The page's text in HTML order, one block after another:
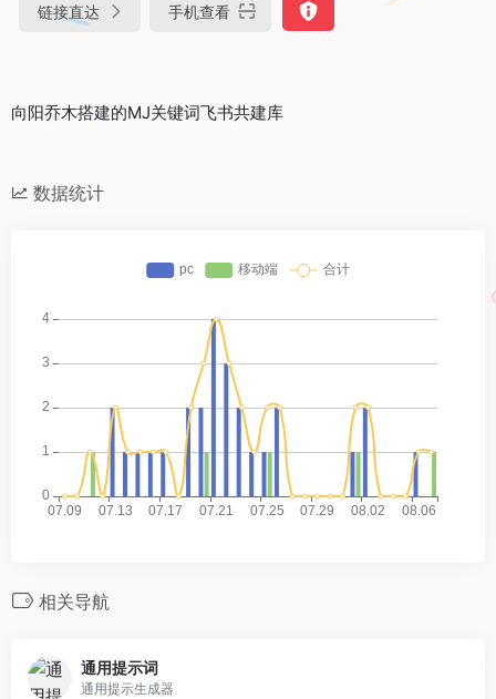
链接直达 手机查看
向阳乔木搭建的MJ关键词飞书共建库
数据统计
相关导航
通用提示词
通用提示生成器